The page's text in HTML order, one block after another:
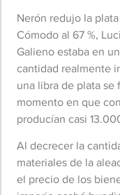
Nerón redujo la
Cómodo al 67 %,
Galieno estaba en
cantidad realmente
una libra de plata
momento en que
producían casi
Al decrecer la
materiales de la
el precio de los